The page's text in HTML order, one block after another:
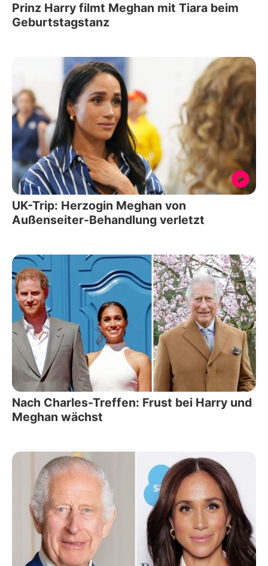
Prinz Harry filmt Meghan mit Tiara beim
Geburtstagstanz
UK-Trip: Herzogin Meghan von
Außenseiter-Behandlung verletzt
Nach Charles-Treffen: Frust bei Harry und
Meghan wächst